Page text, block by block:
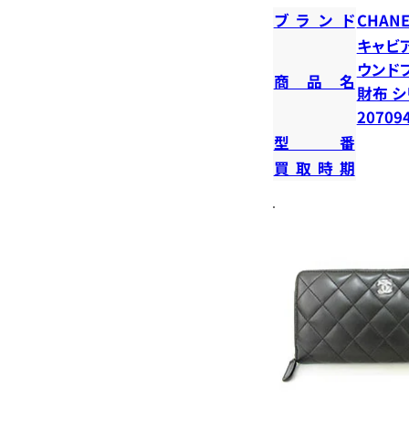
ブランド
商品名
キャビ
ウンド
財布 シ
型番
買取時期